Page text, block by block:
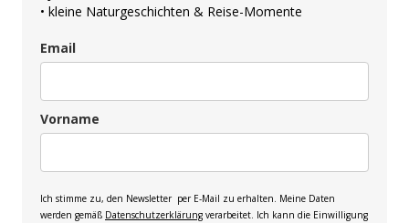
• kleine Naturgeschichten & Reise-Momente
Email
Vorname
Ich stimme zu, den Newsletter per E-Mail zu erhalten. Meine Daten
werden gemäß Datenschutzerklärung verarbeitet. Ich kann die Einwilligung